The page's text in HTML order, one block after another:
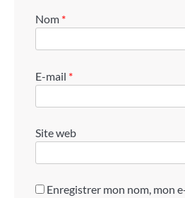
Nom *
E-mail *
Site web
Enregistrer mon nom, mon